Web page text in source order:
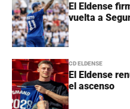
El Eldense
vuelta a
CD ELDENSE
El Eldense
el ascenso